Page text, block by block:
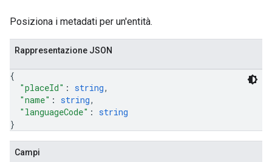
Posiziona i metadati per un'entità.
Rappresentazione JSON
{
"placeId" : string,
"name" : string,
"languageCode" : string
}
Campi